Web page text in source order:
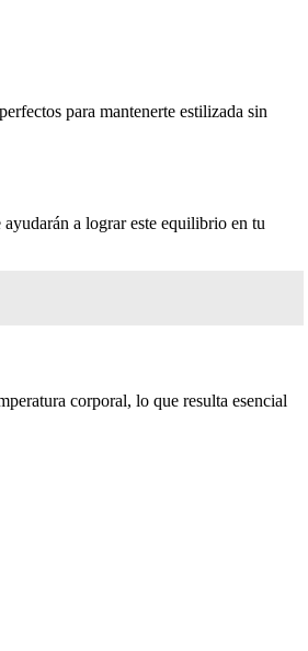
para mantenerte estilizada sin
a lograr este equilibrio en tu
corporal, lo que resulta esencial